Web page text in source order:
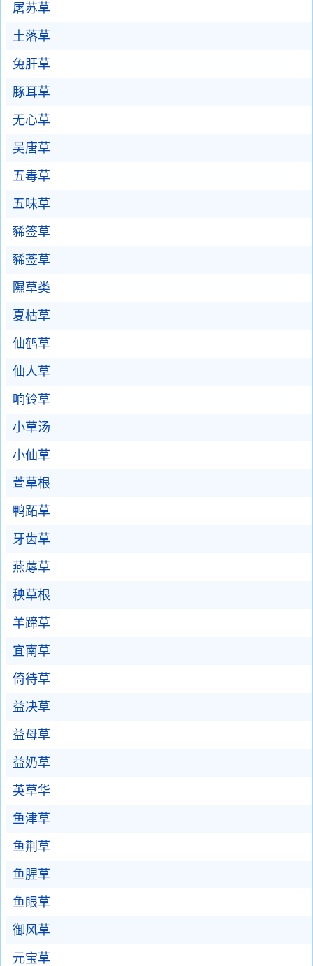
屠苏草
土落草
兔肝草
豚耳草
无心草
吴唐草
五毒草
五味草
豨签草
豨莶草
隰草类
夏枯草
仙鹤草
仙人草
响铃草
小草汤
小仙草
萱草根
鸭跖草
牙齿草
燕蓐草
秧草根
羊蹄草
宜南草
倚待草
益决草
益母草
益奶草
英草华
鱼津草
鱼荆草
鱼腥草
鱼眼草
御风草
元宝草